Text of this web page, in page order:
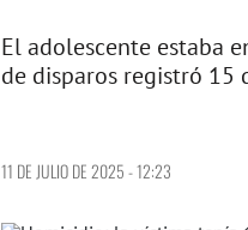
El adolescente estaba
de disparos registró 15
11 DE JULIO DE 2025 - 12:23